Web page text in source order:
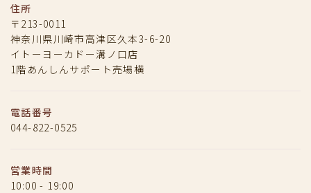
住所
〒213-0011
神奈川県川崎市高津区久本3-6-20
イトーヨーカドー溝ノ口店
1階あんしんサポート売場横
電話番号
044-822-0525
営業時間
10:00 - 19:00